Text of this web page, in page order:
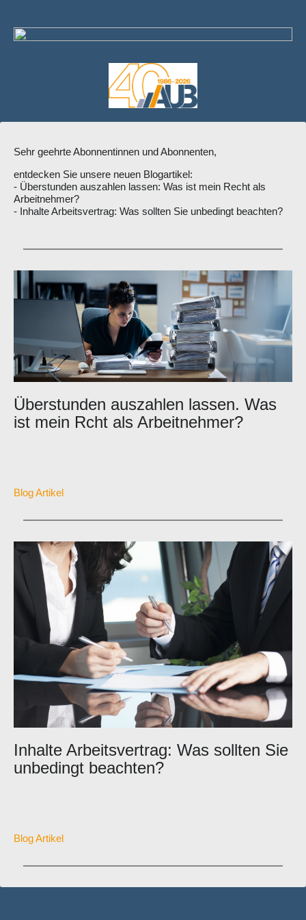
Sehr geehrte Abonnentinnen und Abonnenten,
entdecken Sie unsere neuen Blogartikel:
- Überstunden auszahlen lassen: Was ist mein Recht als
Arbeitnehmer?
- Inhalte Arbeitsvertrag: Was sollten Sie unbedingt beachten?
Überstunden auszahlen lassen. Was
ist mein Rcht als Arbeitnehmer?
Blog Artikel
Inhalte Arbeitsvertrag: Was sollten Sie
unbedingt beachten?
Blog Artikel